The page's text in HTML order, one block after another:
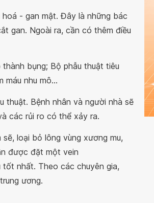
- gan mật. Đây là những bác
gan. Ngoài ra, cần có thêm điều
bụng; Bộ phẫu thuật tiêu
máu nhu mô...
thuật. Bệnh nhân và người nhà sẽ
các rủi ro có thể xảy ra.
loại bỏ lông vùng xương mu,
được đặt một vein
nhất. Theo các chuyên gia,
ương.